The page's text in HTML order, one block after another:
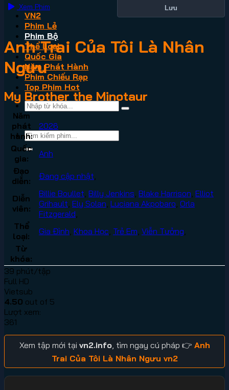
VN2
Phim Lẻ
Phim Bộ
Thể Loại
Quốc Gia
Năm Phát Hành
Phim Chiếu Rạp
Top Phim Hot
Xem Phim Lưu
Anh Trai Của Tôi Là Nhân
Ngưu
My Brother the Minotaur
Năm
phát
hành:
2026
Quốc
gia:
Anh
Đạo
diễn:
Đang cập nhật
Diễn
viên:
Billie Boullet Billy Jenkins Blake Harrison Elliot
Grihault Ely Solan Luciana Akpobaro Orla
Fitzgerald
Thể
loại:
Gia Đình Khoa Học Trẻ Em Viễn Tưởng
Từ
khóa:
39 phút/tập
Full HD
Vietsub
4.50 out of 5
Lượt xem:
361
Xem tập mới tại vn2.info, tìm ngay cú pháp 👉 Anh
Trai Của Tôi Là Nhân Ngưu vn2